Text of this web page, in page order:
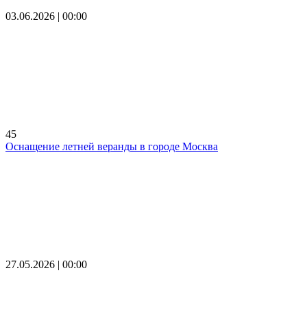
03.06.2026 | 00:00
45
Оснащение летней веранды в городе Москва
27.05.2026 | 00:00